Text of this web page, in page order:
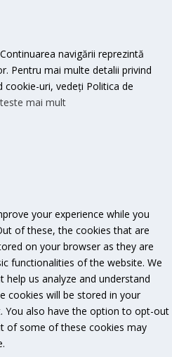
navigării reprezintă
Pentru mai multe detalii privind
uri, vedeți Politica de
mai mult
your experience while you
of these, the cookies that are
on your browser as they are
functionalities of the website. We
us analyze and understand
cookies will be stored in your
You also have the option to opt-out
of some of these cookies may